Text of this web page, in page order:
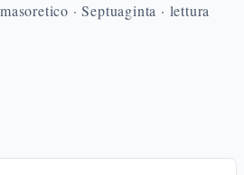
· Septuaginta · lettura